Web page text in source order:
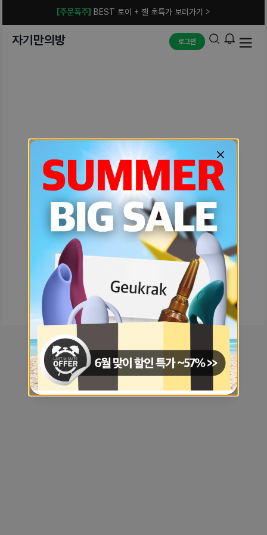
[주문폭주] BEST 토이 + 젤 초특가 보러가기 >
자기만의방 로그인
예상치 못한 에러입니다.